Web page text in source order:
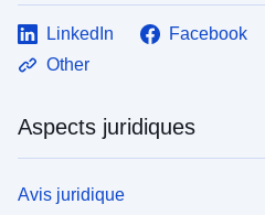
LinkedIn Facebook
Other
Aspects juridiques
Avis juridique